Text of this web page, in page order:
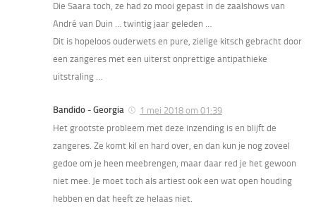
Die Saara toch, ze had zo mooi gepast in de zaalshows van
André van Duin … twintig jaar geleden …
Dit is hopeloos ouderwets en pure, zielige kitsch gebracht door
een zangeres met een uiterst onprettige antipathieke
uitstraling …
Bandido - Georgia
1 mei 2018 om 01:39
Het grootste probleem met deze inzending is en blijft de
zangeres. Ze komt kil en hard over, en dan kun je nog zoveel
gedoe om je heen meebrengen, maar daar red je het gewoon
niet mee. Je moet toch als artiest ook een wat open houding
hebben en dat heeft ze helaas niet.